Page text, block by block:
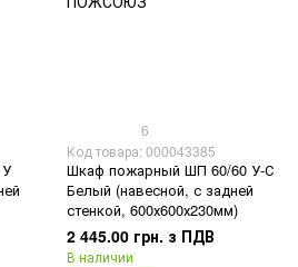
6
Код товара: 000043385
Шкаф пожарный ШП 60/60 У-С
Белый (навесной, с задней
стенкой, 600х600х230мм)
2 445.00 грн. з ПДВ
В наличии